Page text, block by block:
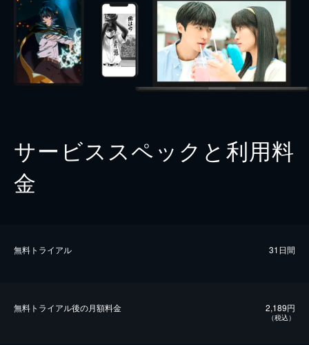
サービススペックと利用料
金
無料トライアル 31日間
無料トライアル後の⽉額料金 2,189円
（税込）